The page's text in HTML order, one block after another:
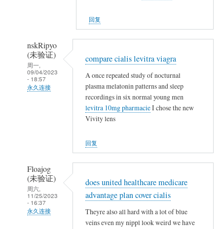
(未
验
证)
回
回复
nskRipyo
(未验证)
周一,
09/04/2023
- 18:57
永久连接
证)
回
复
农
compare cialis levitra viagra
A once repeated study of nocturnal
plasma melatonin patterns and sleep
recordings in six normal young men
levitra 10mg pharmacieI chose the new
Vivity lens
回复
Floajog
(未验证)
周六,
11/25/2023
- 16:37
永久连接
does united healthcare medicare
advantage plan cover cialis
Theyre also all hard with a lot of blue
veins even my nippl look weird we have